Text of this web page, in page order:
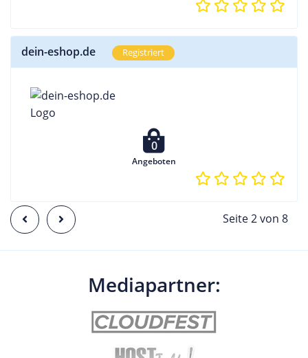
dein-eshop.de Registriert
0
Angeboten
common.previous
common.next Seite 2 von 8
Mediapartner: